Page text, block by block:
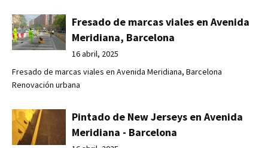
Fresado de marcas viales en Avenida
Meridiana, Barcelona
16 abril, 2025
Fresado de marcas viales en Avenida Meridiana, Barcelona
Renovación urbana
Pintado de New Jerseys en Avenida
Meridiana - Barcelona